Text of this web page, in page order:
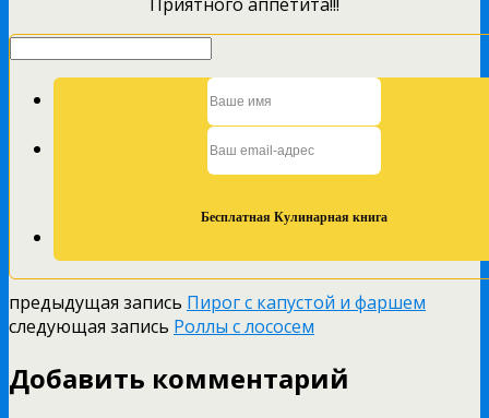
предыдущая запись Пирог с капустой и фаршем
следующая запись Роллы с лососем
Добавить комментарий